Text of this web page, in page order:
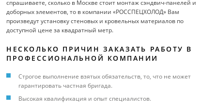
спрашиваете, сколько в Москве стоит монтаж сэндвич-панелей и
доборных элементов, то в компании «РОССПЕЦХОЛОД» Вам
произведут установку стеновых и кровельных материалов по
доступной цене за квадратный метр.
НЕСКОЛЬКО ПРИЧИН ЗАКАЗАТЬ РАБОТУ В
ПРОФЕССИОНАЛЬНОЙ КОМПАНИИ
Строгое выполнение взятых обязательств, то, что не может
гарантировать частная бригада.
Высокая квалификация и опыт специалистов.